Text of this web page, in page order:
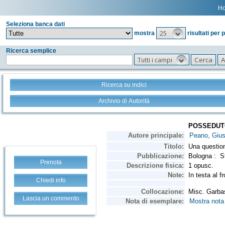
Seleziona banca dati
mostra
25 risultati per
Ricerca semplice
Tutti i campi
Ricerca su indici
Archivio di Autorità
Prenota
Chiedi info
Lascia un commento